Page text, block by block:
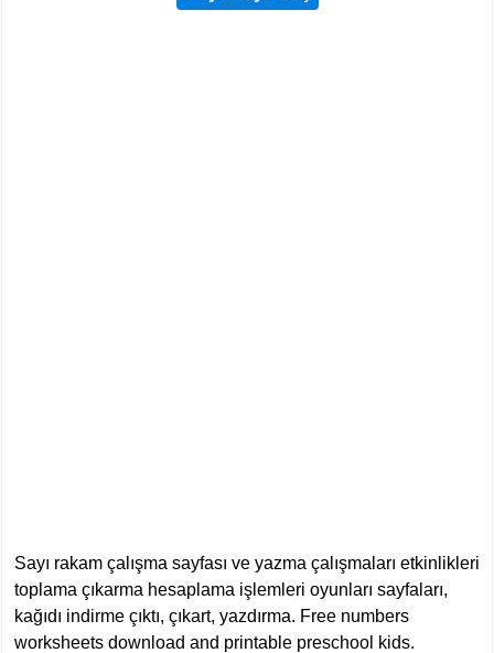
Sayı rakam çalışma sayfası ve yazma çalışmaları etkinlikleri
toplama çıkarma hesaplama işlemleri oyunları sayfaları,
kağıdı indirme çıktı, çıkart, yazdırma. Free numbers
worksheets download and printable preschool kids.